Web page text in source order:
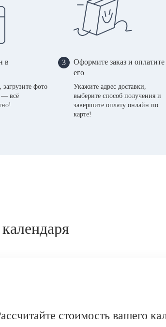
в
фото
— всё
3
Оформите заказ и оплатите
его
Укажите адрес доставки,
выберите способ получения и
завершите оплату онлайн по
карте!
стоимость вашего